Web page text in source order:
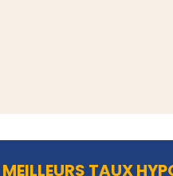
MEILLEURS TAUX